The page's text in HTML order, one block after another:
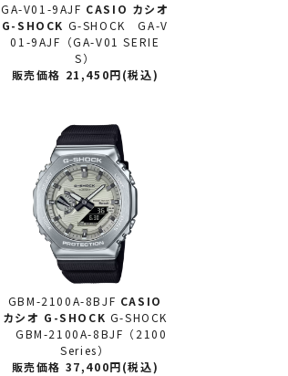
GA-V01-9AJF CASIO カシオ
G-SHOCK G-SHOCK GA-V
01-9AJF（GA-V01 SERIE
S）
販売価格 21,450円(税込)
GBM-2100A-8BJF CASIO
カシオ G-SHOCK G-SHOCK
GBM-2100A-8BJF（2100
Series）
販売価格 37,400円(税込)